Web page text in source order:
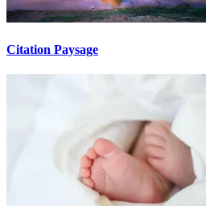
Citation Paysage